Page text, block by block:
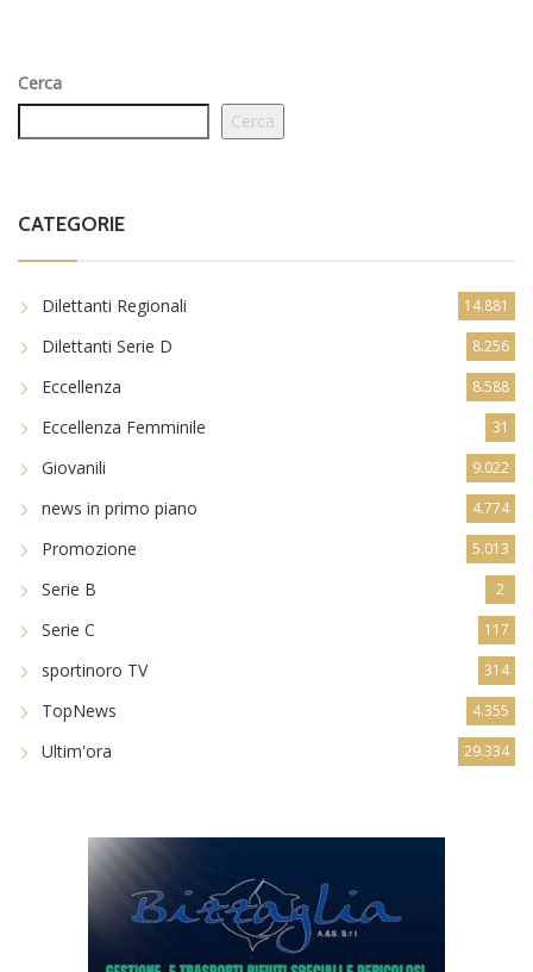
Cerca
Cerca
CATEGORIE
Dilettanti Regionali 14.881
Dilettanti Serie D 8.256
Eccellenza 8.588
Eccellenza Femminile 31
Giovanili 9.022
news in primo piano 4.774
Promozione 5.013
Serie B 2
Serie C 117
sportinoro TV 314
TopNews 4.355
Ultim'ora 29.334